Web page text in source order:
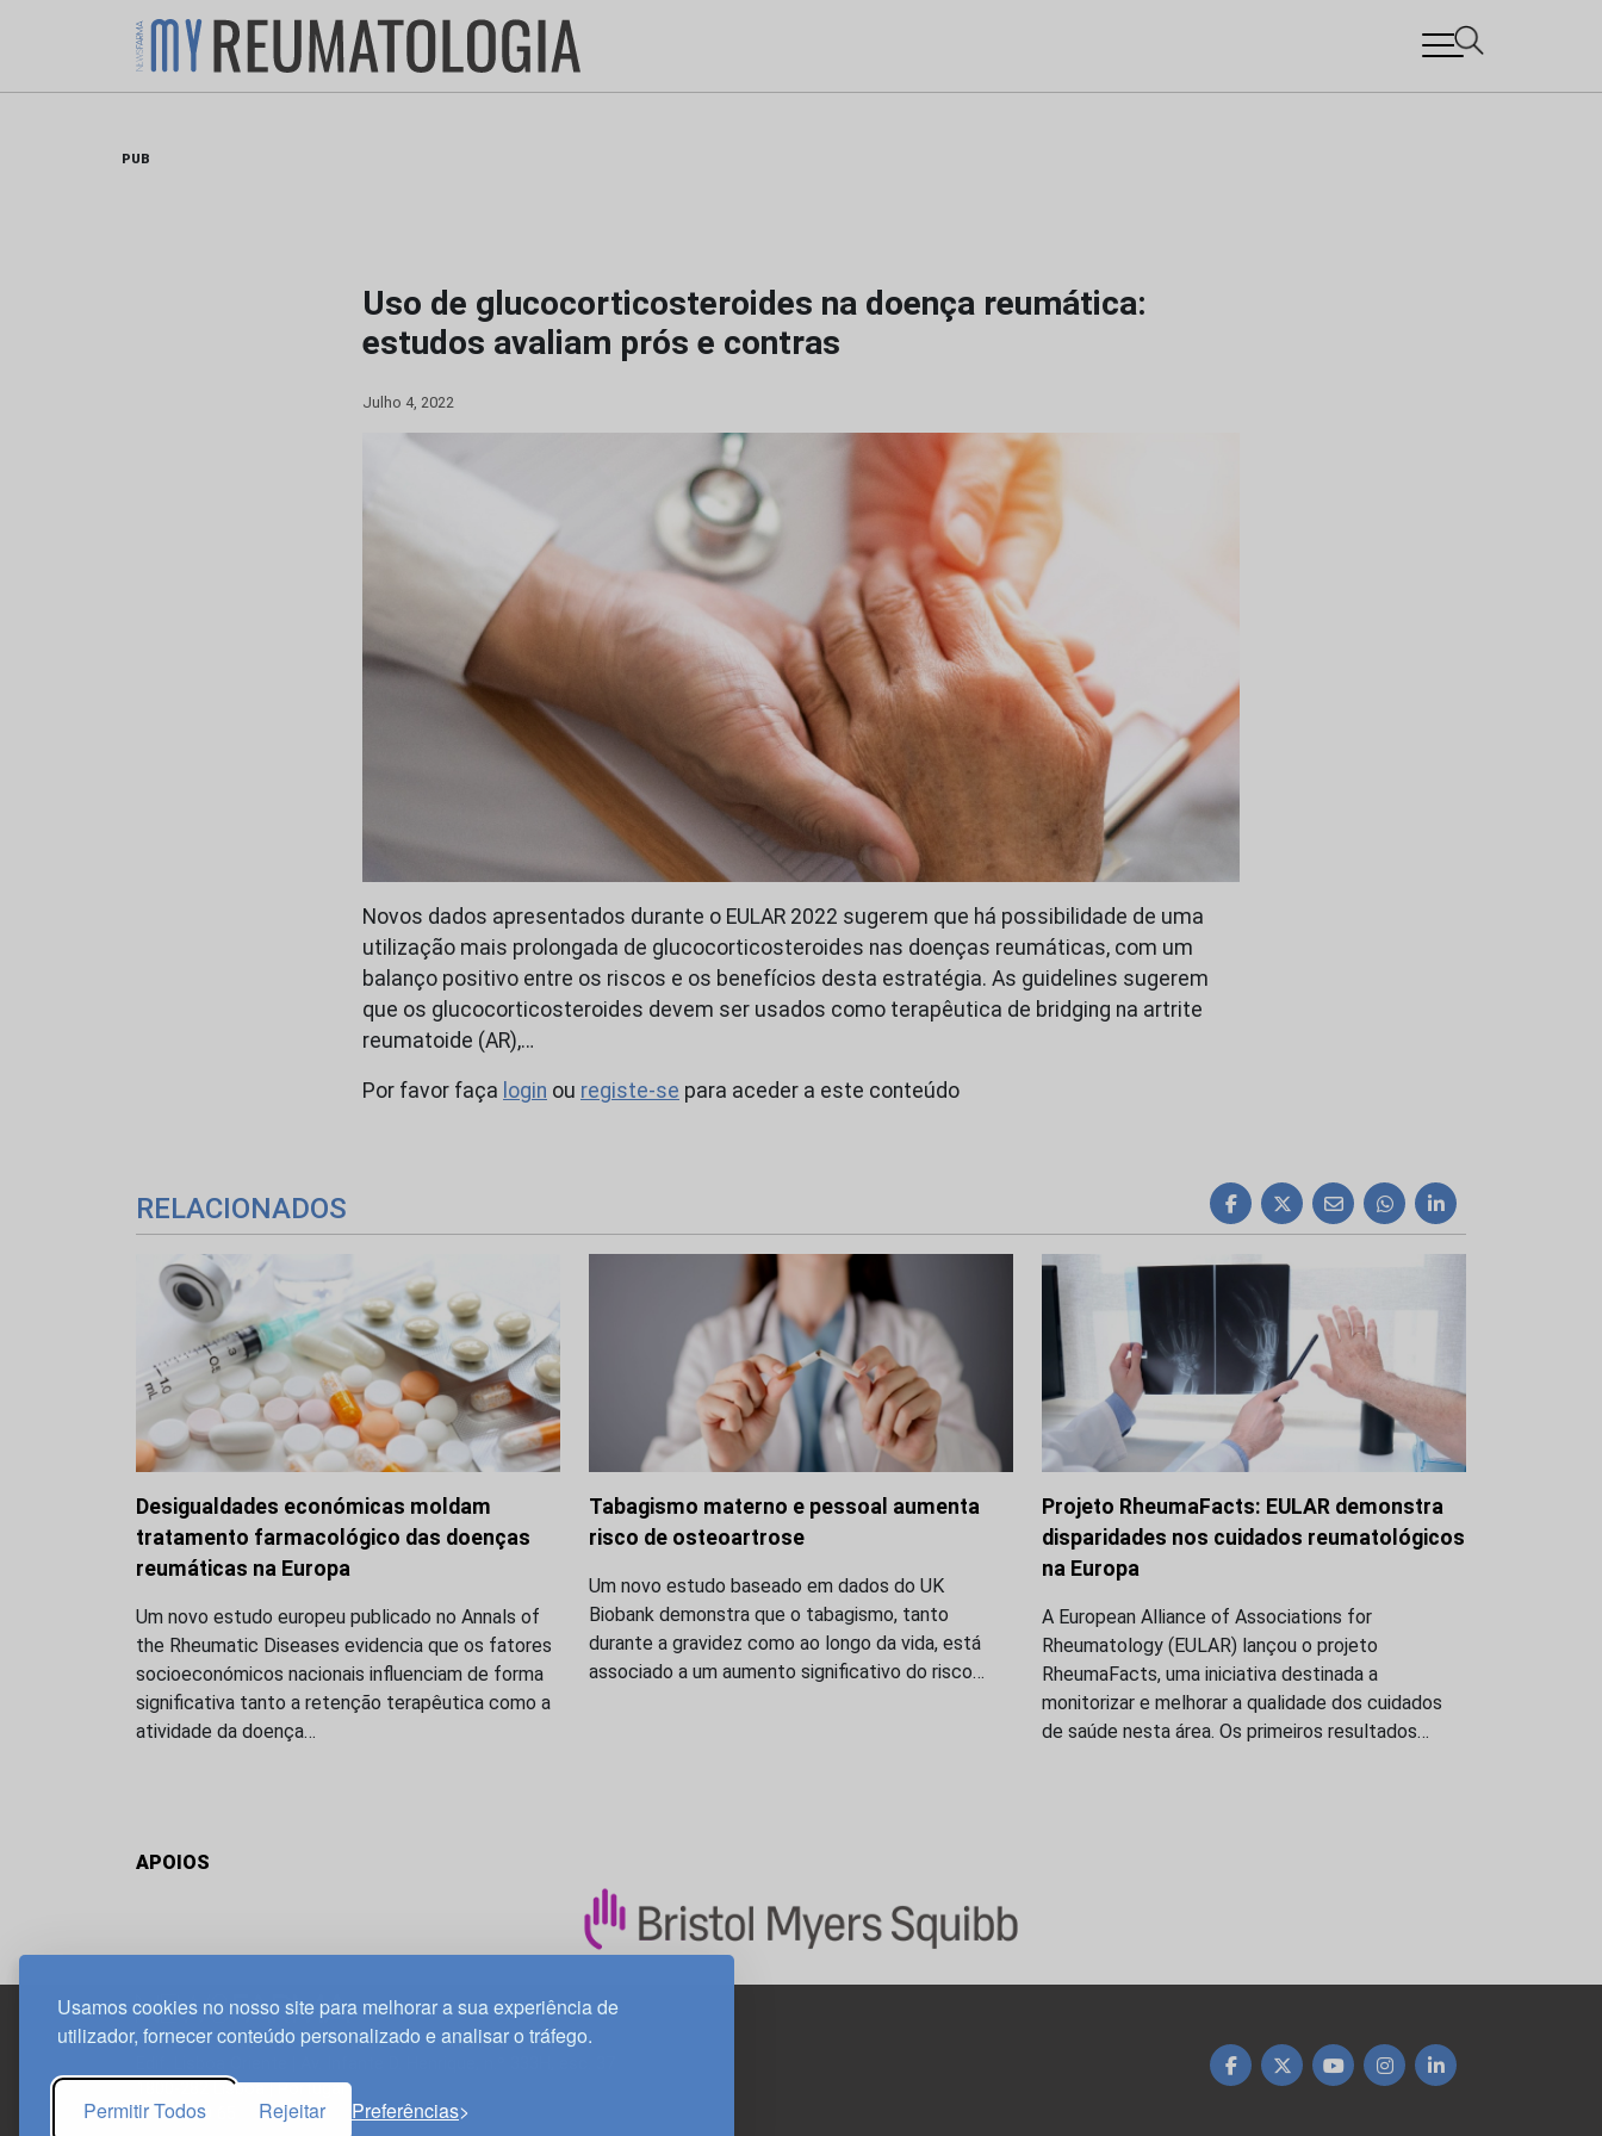
Usamos cookies no nosso site para melhorar a sua experiência de
utilizador, fornecer conteúdo personalizado e analisar o tráfego.
Permitir Todos Rejeitar Preferências
PUB
Uso de glucocorticosteroides na doença reumática:
estudos avaliam prós e contras
Julho 4, 2022
Novos dados apresentados durante o EULAR 2022 sugerem que há possibilidade de uma
utilização mais prolongada de glucocorticosteroides nas doenças reumáticas, com um
balanço positivo entre os riscos e os benefícios desta estratégia. As guidelines sugerem
que os glucocorticosteroides devem ser usados como terapêutica de bridging na artrite
reumatoide (AR),…
Por favor faça login ou registe-se para aceder a este conteúdo
RELACIONADOS
Desigualdades económicas moldam
tratamento farmacológico das doenças
reumáticas na Europa
Um novo estudo europeu publicado no Annals of
the Rheumatic Diseases evidencia que os fatores
socioeconómicos nacionais influenciam de forma
significativa tanto a retenção terapêutica como a
atividade da doença…
Tabagismo materno e pessoal aumenta
risco de osteoartrose
Um novo estudo baseado em dados do UK
Biobank demonstra que o tabagismo, tanto
durante a gravidez como ao longo da vida, está
associado a um aumento significativo do risco…
Projeto RheumaFacts: EULAR demonstra
disparidades nos cuidados reumatológicos
na Europa
A European Alliance of Associations for
Rheumatology (EULAR) lançou o projeto
RheumaFacts, uma iniciativa destinada a
monitorizar e melhorar a qualidade dos cuidados
de saúde nesta área. Os primeiros resultados…
APOIOS
1800-282 Lisboa | Portugal
21 850 40 65